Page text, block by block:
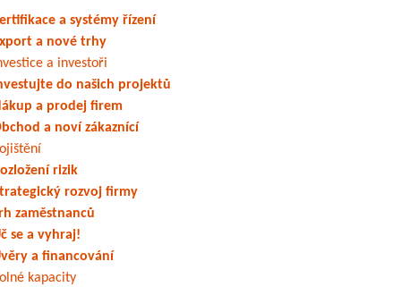
a systémy řízení
a nové trhy
a investoři
do našich projektů
a prodej firem
a noví zákaznící
rizik
rozvoj firmy
zaměstnanců
se a vyhraj!
a financování
kapacity